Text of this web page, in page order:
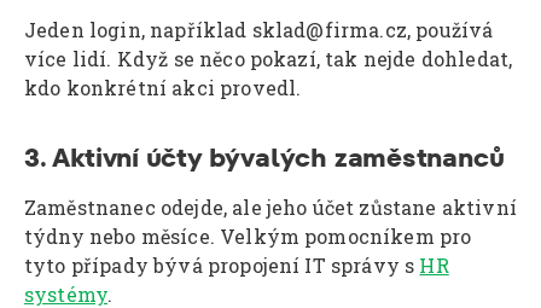
Jeden login, například sklad@firma.cz, používá
více lidí. Když se něco pokazí, tak nejde dohledat,
kdo konkrétní akci provedl.
3. Aktivní účty bývalých zaměstnanců
Zaměstnanec odejde, ale jeho účet zůstane aktivní
týdny nebo měsíce. Velkým pomocníkem pro
tyto případy bývá propojení IT správy s HR
systémy.